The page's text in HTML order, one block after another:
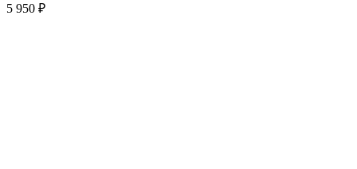
5 950 ₽